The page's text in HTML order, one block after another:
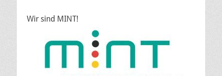
Wir sind MINT!